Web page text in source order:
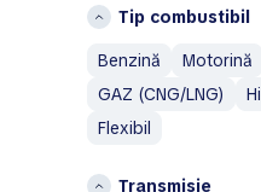
IVECO
Jaecoo
Bistrița-Năsăud
Brașov
C
Constanţa
G
Tip combustibil
Benzină
Motorină
GAZ (CNG/LNG)
Flexibil
Transmisie